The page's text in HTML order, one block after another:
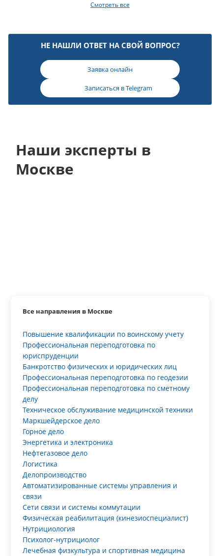
Смотреть все
НЕ НАШЛИ ОТВЕТ НА СВОЙ ВОПРОС?
Заявка онлайн
Записаться вTelegram
Наши эксперты в
Москве
Все направления в Москве
Повышение квалификации по воинскому учету
Профессиональная переподготовка по
юриспруденции
Банкротство физических и юридических лиц
Профессиональная переподготовка по геодезии
Профессиональная переподготовка по сметному
делу
Техническое обслуживание медицинской техники
Маркшейдерское дело
Горное дело
Энергетика и электроника
Нефтегазовое дело
Логистика
Делопроизводство
Автоматизированные системы управления и
связи
Сети связи и системы коммутации
Физическая реабилитация (кинезиоспециалист)
Нутрициология
Психолог-нутрициолог
Лечебная физкультура и спортивная медицина